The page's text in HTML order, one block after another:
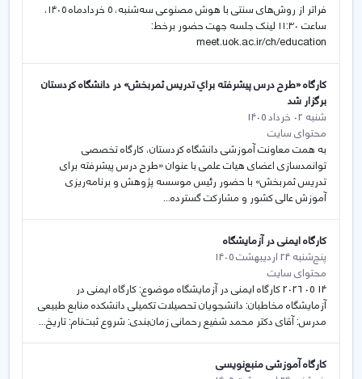
فراتر از روش‌های سنتی با هوش مصنوعی سه‌شنبه، ۵ خردادماه ۱۴۰۵،
ساعت ۱۱:۳۰ لینک جلسه جهت حضور برخط:
meet.uok.ac.ir/ch/education
كارگاه «طرح درس پيشرفته براي تدريس ثمربخش» در دانشگاه كردستان
برگزار شد
شنبه 02 خرداد 1405
محتوای سایت
به همت معاونت آموزشی دانشگاه كردستان، كارگاه تخصصی
توانمدسازی اعضای هيات علمی با عنوان «طرح درس پيشرفته برای
تدريس ثمربخش» با حضور رئيس موسسه پژوهش و برنامه‌ريزی
آموزش عالی كشور و مشاركت گسترده...
کارگاه ایمنی در آزمایشگاه
پنج‌شنبه 24 اردیبهشت 1405
محتوای سایت
14 05 2026 کارگاه ایمنی در آزمایشگاه موضوع: کارگاه ایمنی در
آزمایشگاه مخاطبان: دانشجویان تحصیلات تکمیلی دانشکده منابع طبیعی
مدرس: آقای دکتر محمد شفیع رحمانی زمان‌بندی: شروع ثبت‌نام: تاریخ...
کارگاه آموزشی منبع‌نویسی